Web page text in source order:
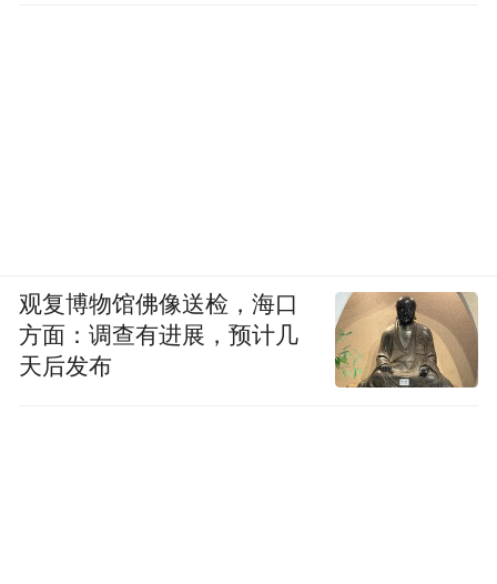
观复博物馆佛像送检，海口
方面：调查有进展，预计几
天后发布